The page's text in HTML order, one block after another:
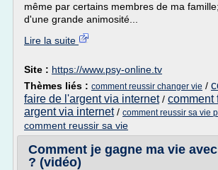
même par certains membres de ma
d'une grande animosité...
Lire la suite
Site : https://www.psy-online.tv
Thèmes liés : comment reussir changer vie /
faire de l'argent via internet/ comment
argent via internet/ comment reussir sa vie
comment reussir sa vie
Comment je gagne ma vie
? (vidéo)